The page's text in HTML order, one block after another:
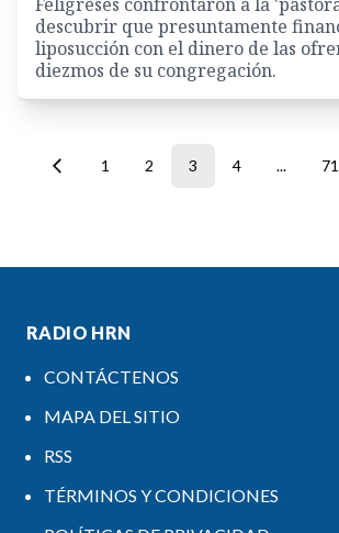
descubrir que presuntamente
liposucción con el dinero de las
diezmos de su congregación.
1 2 3 4 ... 71
RADIO HRN
CONTÁCTENOS
MAPA DEL SITIO
RSS
TÉRMINOS Y CONDICIONES